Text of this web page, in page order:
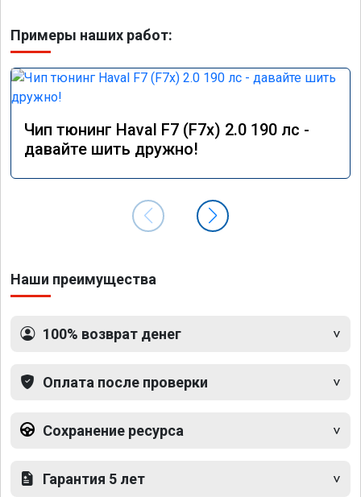
Примеры наших работ:
Чип тюнинг Haval F7 (F7x) 2.0 190 лс -
давайте шить дружно!
Наши преимущества
100% возврат денег
Оплата после проверки
Сохранение ресурса
Гарантия 5 лет